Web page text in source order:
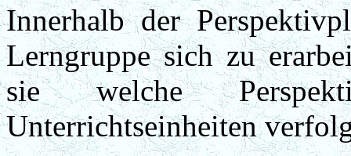
Innerhalb der
Lerngruppe sich zu
sie welche
Unterrichtseinheiten